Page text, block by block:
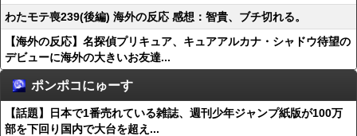
わたモテ喪239(後編) 海外の反応 感想：智貴、ブチ切れる。
【海外の反応】名探偵プリキュア、キュアアルカナ・シャドウ待望の
デビューに海外の大きいお友達...
ポンポコにゅーす
【話題】日本で1番売れている雑誌、週刊少年ジャンプ紙版が100万
部を下回り国内で大台を超え...